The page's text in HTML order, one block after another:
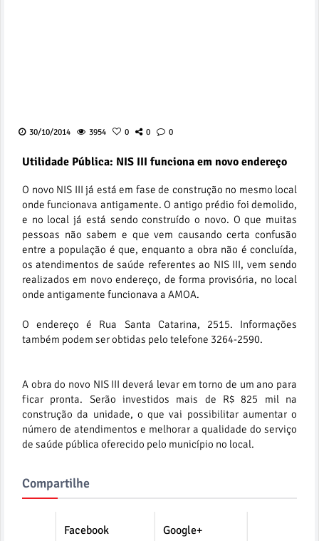
30/10/2014 3954 0 0 0
Utilidade Pública: NIS III funciona em novo endereço
O novo NIS III já está em fase de construção no mesmo local
onde funcionava antigamente. O antigo prédio foi demolido,
e no local já está sendo construído o novo. O que muitas
pessoas não sabem e que vem causando certa confusão
entre a população é que, enquanto a obra não é concluída,
os atendimentos de saúde referentes ao NIS III, vem sendo
realizados em novo endereço, de forma provisória, no local
onde antigamente funcionava a AMOA.
O endereço é Rua Santa Catarina, 2515. Informações
também podem ser obtidas pelo telefone 3264-2590.
A obra do novo NIS III deverá levar em torno de um ano para
ficar pronta. Serão investidos mais de R$ 825 mil na
construção da unidade, o que vai possibilitar aumentar o
número de atendimentos e melhorar a qualidade do serviço
de saúde pública oferecido pelo município no local.
Compartilhe
Facebook Google+